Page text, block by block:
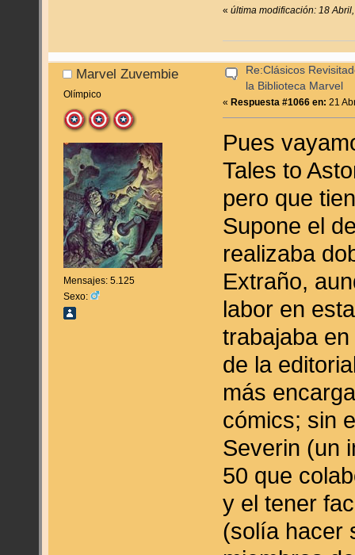
«última modificación: 18
Marvel Zuvembie
Olímpico
Mensajes: 5.125
Sexo:
Re:Clásicos
la Biblioteca Marvel
« Respuesta #1066 en: 21
Pues
Tales to
pero que
Supone el
realizaba
Extraño,
labor en
trabajaba
de la
más
cómics; sin
Severin (un
50 que
y el tener
(solía hacer